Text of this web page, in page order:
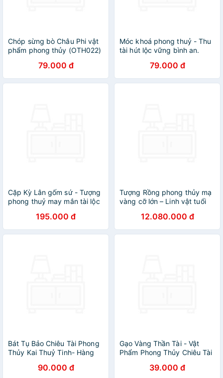
Chóp sừng bò Châu Phi vật
phẩm phong thủy (OTH022)
- Bày bàn làm việc hoặc
trong nhà
79.000 đ
Móc khoá phong thuỷ - Thu
tài hút lộc vững bình an.
79.000 đ
Cặp Kỳ Lân gốm sứ - Tượng
phong thuỷ may mắn tài lộc
195.000 đ
Tượng Rồng phong thủy mạ
vàng cỡ lớn – Linh vật tuổi
12.080.000 đ
Bát Tụ Bảo Chiêu Tài Phong
Thủy Kai Thuỷ Tinh- Hàng
90.000 đ
Gạo Vàng Thần Tài - Vật
Phẩm Phong Thủy Chiêu Tài
Mang May Mắn Cho Ngày
39.000 đ